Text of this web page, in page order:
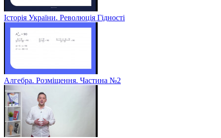
Історія України. Революція Гідності
Алгебра. Розміщення. Частина №2